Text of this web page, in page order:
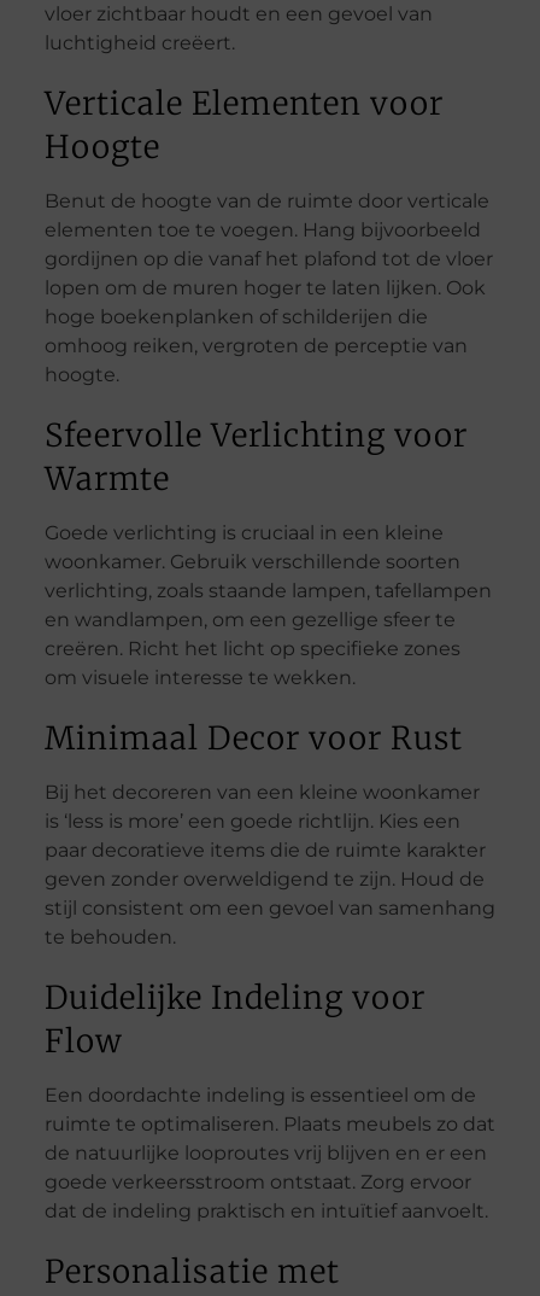
vloer zichtbaar houdt en een gevoel van
luchtigheid creëert.
Verticale Elementen voor
Hoogte
Benut de hoogte van de ruimte door verticale
elementen toe te voegen. Hang bijvoorbeeld
gordijnen op die vanaf het plafond tot de vloer
lopen om de muren hoger te laten lijken. Ook
hoge boekenplanken of schilderijen die
omhoog reiken, vergroten de perceptie van
hoogte.
Sfeervolle Verlichting voor
Warmte
Goede verlichting is cruciaal in een kleine
woonkamer. Gebruik verschillende soorten
verlichting, zoals staande lampen, tafellampen
en wandlampen, om een gezellige sfeer te
creëren. Richt het licht op specifieke zones
om visuele interesse te wekken.
Minimaal Decor voor Rust
Bij het decoreren van een kleine woonkamer
is ‘less is more’ een goede richtlijn. Kies een
paar decoratieve items die de ruimte karakter
geven zonder overweldigend te zijn. Houd de
stijl consistent om een gevoel van samenhang
te behouden.
Duidelijke Indeling voor
Flow
Een doordachte indeling is essentieel om de
ruimte te optimaliseren. Plaats meubels zo dat
de natuurlijke looproutes vrij blijven en er een
goede verkeersstroom ontstaat. Zorg ervoor
dat de indeling praktisch en intuïtief aanvoelt.
Personalisatie met